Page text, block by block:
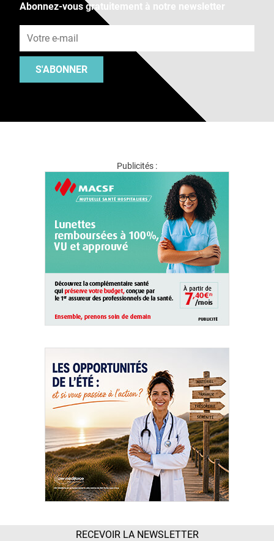
Abonnez-vous gratuitement à notre newsletter
S'ABONNER
Publicités :
RECEVOIR LA NEWSLETTER